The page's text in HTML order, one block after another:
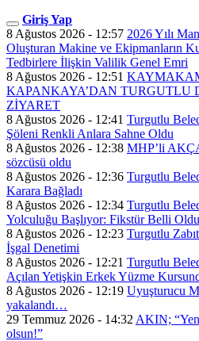
Giriş Yap
8 Ağustos 2026 - 12:57 2026 Yılı
Oluşturan Makine ve Ekipmanların
Tedbirlere İlişkin Valilik Genel Emri
8 Ağustos 2026 - 12:51
KAPANKAYA’DAN TURGUTLU
ZİYARET
8 Ağustos 2026 - 12:41 Turgutlu
Şöleni Renkli Anlara Sahne Oldu
8 Ağustos 2026 - 12:38 MHP’li
sözcüsü oldu
8 Ağustos 2026 - 12:36 Turgutlu
Karara Bağladı
8 Ağustos 2026 - 12:34 Turgutlu
Yolculuğu Başlıyor: Fikstür Belli Oldu
8 Ağustos 2026 - 12:23 Turgutlu
İşgal Denetimi
8 Ağustos 2026 - 12:21 Turgutlu
Açılan Yetişkin Erkek Yüzme
8 Ağustos 2026 - 12:19 Uyuşturucu
yakalandı…
29 Temmuz 2026 - 14:32 AKIN;
olsun!”